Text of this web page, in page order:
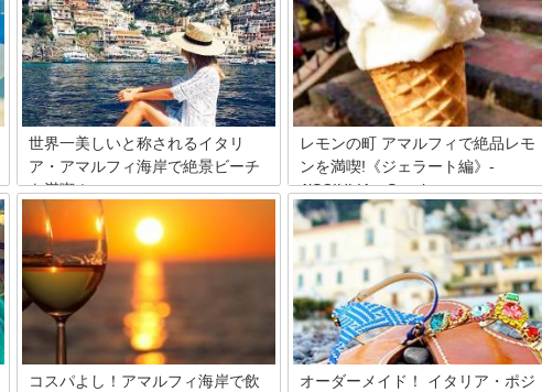
在します。 爽やかな風や波の音に耳を澄
ませながら、美しいビーチで過ごす時間
は格別！ 市内観光だけで通り過ぎるには
もったいない！ 水着を持って出掛けたく
なる、海の美しさで人気の3つの隠れビ
ーチをご案内します！
産地としても有名。 レモン栽培に最適な
海風と風通しのよい環境、そして年間を
通して温暖な気候がこの地方独特の大き
な香り高いレモンを生み出します。 アマ
ルフィ一帯には、そんな美味しいレモン
を使ったドルチェやジェラート店がたく
さん。 アマルフィに行くならぜひ味わっ
て欲しいこの地方独特のドルチェと、お
すすめのお店をご紹介します。
世界一美しいと称されるイタリ
ア・アマルフィ海岸で絶景ビーチ
を満喫！
美しい海岸を求めて世界中から大勢の
人々が訪れる「アマルフィ海岸」。 世界
遺産になっている海岸の風景もさること
ながら、透き通る青い海が広がる美しい
ビーチでも有名。 せっかくアマルフィ一
帯に行くなら、その美しいビーチを満喫
しないのはもったいない！ アマルフィや
ポジターノのビーチの魅力をご紹介しま
す。
レモンの町 アマルフィで絶品レモ
ンを満喫!《ジェラート編》-
A’SCIULIA・Savoia -
イタリアを代表するレモンの産地として
も有名なアマルフィ。 南イタリアの太陽
をたっぷり浴びて育ったレモンは大ぶり
で肉厚。 そんなアマルフィのレモンを使
った爽やかなジェラートは、暑い夏の観
光に欠かせません! アマルフィ観光の際
に、ぜひ立ち寄ってほしいおすすめのジ
ェラート店をご紹介します。
コスパよし！アマルフィ海岸で飲
オーダーメイド！ イタリア・ポジ